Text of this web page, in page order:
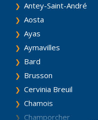
Antey-Saint-André
Aosta
Ayas
Aymavilles
Bard
Brusson
Cervinia Breuil
Chamois
Champorcher